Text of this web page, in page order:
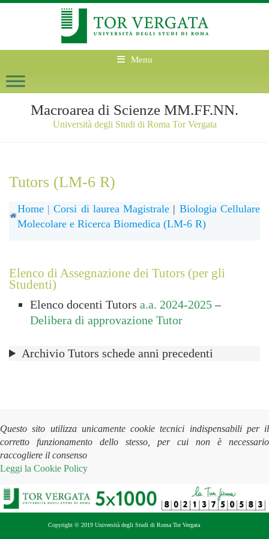
Menu
Macroarea di Scienze MM.FF.NN.
Università degli Studi di Roma Tor Vergata
Tutors (LM-6 R)
Home |Corsi di laurea Magistrale | Biologia Cellulare
Molecolare e Ricerca Biomedica (LM-6 R)
Elenco di Assegnazione dei Tutors (per gli
Studenti)
Elenco docenti Tutors a.a. 2024-2025–
Delibera di approvazione Tutor
Archivio Tutors schede anni precedenti
Questo sito utilizza unicamente cookie tecnici indispensabili per il
corretto funzionamento dello stesso, per cui non è necessario
raccogliere il consenso
Leggi la Cookie Policy
Copyright © 2019 Università degli Studi di Roma Tor Vergata